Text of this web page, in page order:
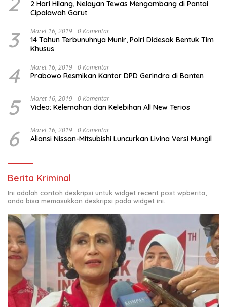
2 Hari Hilang, Nelayan Tewas Mengambang di Pantai
Cipalawah Garut
3 Maret 16, 2019 0 Komentar
14 Tahun Terbunuhnya Munir, Polri Didesak Bentuk Tim
Khusus
4 Maret 16, 2019 0 Komentar
Prabowo Resmikan Kantor DPD Gerindra di Banten
5 Maret 16, 2019 0 Komentar
Video: Kelemahan dan Kelebihan All New Terios
6 Maret 16, 2019 0 Komentar
Aliansi Nissan-Mitsubishi Luncurkan Livina Versi Mungil
Berita Kriminal
Ini adalah contoh deskripsi untuk widget recent post wpberita,
anda bisa memasukkan deskripsi pada widget ini.